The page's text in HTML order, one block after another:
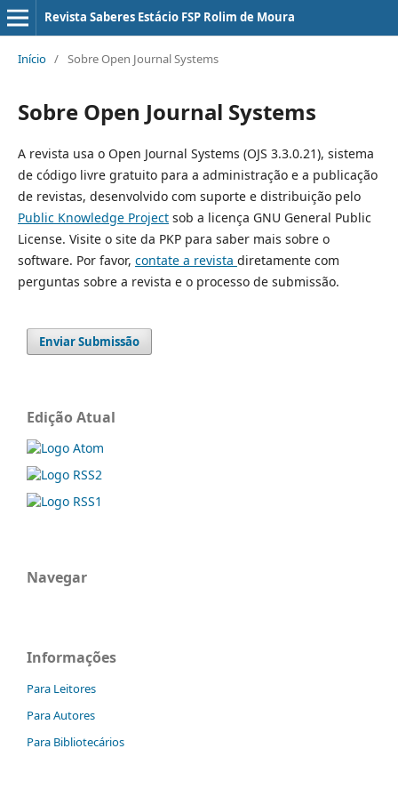
Revista Saberes Estácio FSP Rolim de Moura
Início / Sobre Open Journal Systems
Sobre Open Journal Systems
A revista usa o Open Journal Systems (OJS 3.3.0.21), sistema
de código livre gratuito para a administração e a publicação
de revistas, desenvolvido com suporte e distribuição pelo
Public Knowledge Projectsob a licença GNU General Public
License. Visite o site da PKP para saber mais sobre o
software. Por favor, contate a revista diretamente com
perguntas sobre a revista e o processo de submissão.
Enviar Submissão
Edição Atual
Navegar
Informações
Para Leitores
Para Autores
Para Bibliotecários